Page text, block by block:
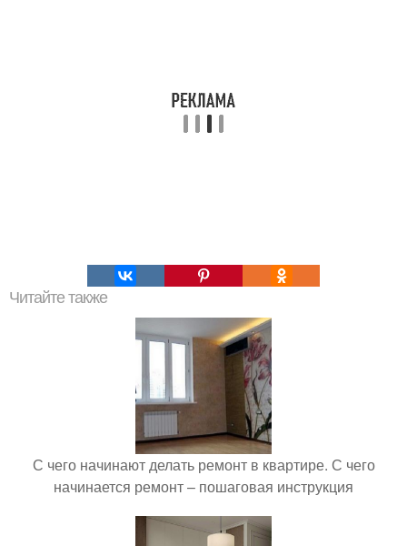
Читайте также
С чего начинают делать ремонт в квартире. С чего
начинается ремонт – пошаговая инструкция